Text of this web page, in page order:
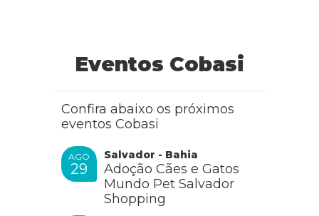
Eventos Cobasi
Confira abaixo os próximos
eventos Cobasi
AGO
29
Salvador - Bahia
Adoção Cães e Gatos
Mundo Pet Salvador
Shopping